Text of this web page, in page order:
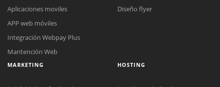
Aplicaciones moviles
APP web móviles
Integración Webpay Plus
Mantención Web
Diseño flyer
MARKETING HOSTING